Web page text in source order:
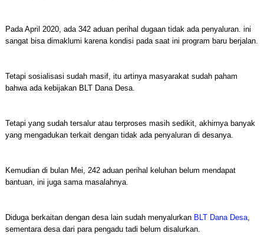
Pada April 2020, ada 342 aduan perihal dugaan tidak ada penyaluran. ini
sangat bisa dimaklumi karena kondisi pada saat ini program baru berjalan.
Tetapi sosialisasi sudah masif, itu artinya masyarakat sudah paham
bahwa ada kebijakan BLT Dana Desa.
Tetapi yang sudah tersalur atau terproses masih sedikit, akhirnya banyak
yang mengadukan terkait dengan tidak ada penyaluran di desanya.
Kemudian di bulan Mei, 242 aduan perihal keluhan belum mendapat
bantuan, ini juga sama masalahnya.
Diduga berkaitan dengan desa lain sudah menyalurkan BLT Dana Desa,
sementara desa dari para pengadu tadi belum disalurkan.